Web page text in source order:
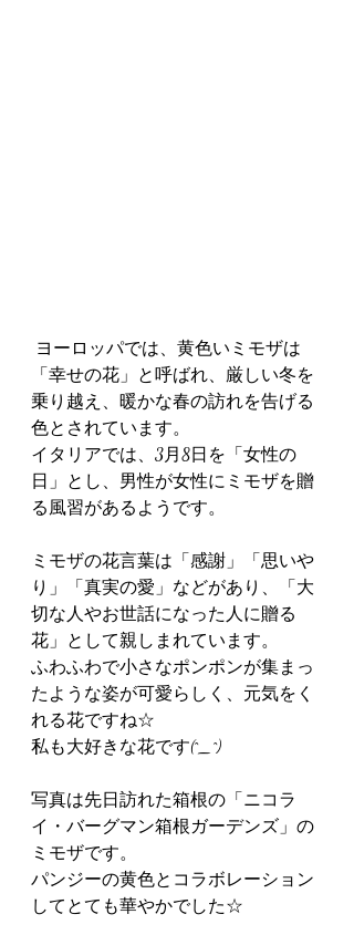
ヨーロッパでは、黄色いミモザは
「幸せの花」と呼ばれ、厳しい冬を
乗り越え、暖かな春の訪れを告げる
色とされています。
イタリアでは、3月8日を「女性の
日」とし、男性が女性にミモザを贈
る風習があるようです。
ミモザの花言葉は「感謝」「思いや
り」「真実の愛」などがあり、「大
切な人やお世話になった人に贈る
花」として親しまれています。
ふわふわで小さなポンポンが集まっ
たような姿が可愛らしく、元気をく
れる花ですね☆
私も大好きな花です(^_^)
写真は先日訪れた箱根の「ニコラ
イ・バーグマン箱根ガーデンズ」の
ミモザです。
パンジーの黄色とコラボレーション
してとても華やかでした☆